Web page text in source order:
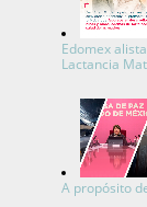
Edomex
Lactancia
A propósito